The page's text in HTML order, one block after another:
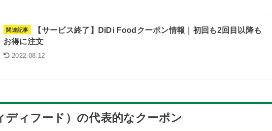
関連記事
【サービス終了】DiDi Foodクーポン情報｜初回も2回目以降も
お得に注文
2022.08.12
ディフード）の代表的なクーポン